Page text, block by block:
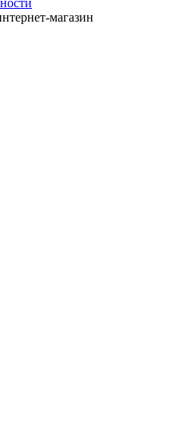
магазин